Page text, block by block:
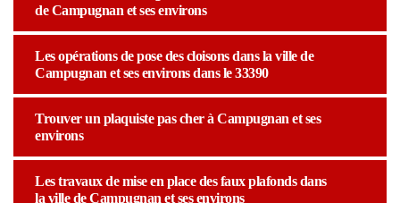
de Campugnan et ses environs
Les opérations de pose des cloisons dans la ville de
Campugnan et ses environs dans le 33390
Trouver un plaquiste pas cher à Campugnan et ses
environs
Les travaux de mise en place des faux plafonds dans
la ville de Campugnan et ses environs